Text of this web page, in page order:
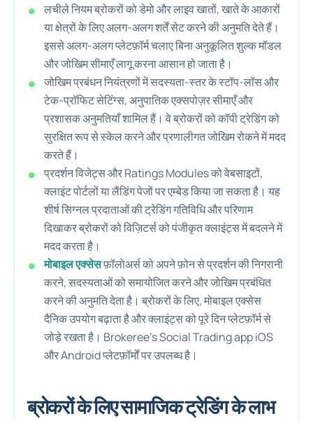
लचीले नियम ब्रोकरों को डेमो और लाइव खातों, खाते के आकारों
या क्षेत्रों के लिए अलग-अलग शर्तें सेट करने की अनुमति देते हैं।
इससे अलग-अलग प्लेटफ़ॉर्म चलाए बिना अनुकूलित शुल्क मॉडल
और जोखिम सीमाएँ लागू करनाआसान हो जाता है।
जोखिम प्रबंधन नियंत्रणों में सदस्यता-स्तर के स्टॉप-लॉस और
टेक-प्रॉफिट सेटिंग्स, अनुपातिक एक्सपोज़र सीमाएँ और
प्रशासक अनुमतियाँ शामिल हैं। वे ब्रोकरों को कॉपी ट्रेडिंग को
सुरक्षित रूप से स्केल करने और प्रणालीगत जोखिम रोकने में मदद
करते हैं।
प्रदर्शन विजेट्स और Ratings Modules को वेबसाइटों,
क्लाइंट पोर्टलों या लैंडिंग पेजों पर एम्बेड किया जा सकता है। यह
शीर्ष सिग्नल प्रदाताओं की ट्रेडिंग गतिविधि और परिणाम
दिखाकर ब्रोकरों को विज़िटर्स को पंजीकृत क्लाइंट्स में बदलने में
मदद करता है।
मोबाइल एक्सेसफ़ॉलोअर्स को अपने फ़ोन से प्रदर्शन की निगरानी
करने, सदस्यताओं को समायोजित करने और जोखिम प्रबंधित
करने की अनुमति देता है। ब्रोकरों के लिए, मोबाइल एक्सेस
दैनिक उपयोग बढ़ाता है और क्लाइंट्स को पूरे दिन प्लेटफ़ॉर्म से
जोड़े रखता है। Brokeree’s Social Trading app iOS
और Android प्लेटफ़ॉर्मों पर उपलब्ध है।
ब्रोकरों के लिए सामाजिक ट्रेडिंग के लाभ